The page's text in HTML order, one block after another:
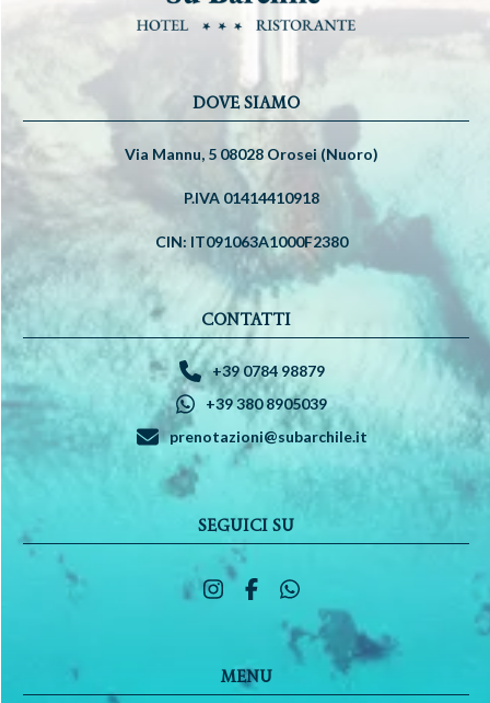
DOVE SIAMO
Via Mannu, 5 08028 Orosei (Nuoro)
P.IVA 01414410918
CIN: IT091063A1000F2380
CONTATTI
+39 0784 98879
+39 380 8905039
prenotazioni@subarchile.it
SEGUICI SU
MENU